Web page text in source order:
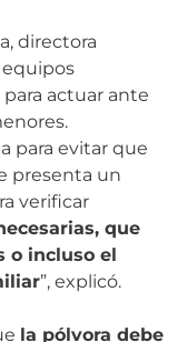
directora
equipos
actuar ante
para evitar que
presenta un
verificar
que
o incluso el
”, explicó.
la pólvora debe